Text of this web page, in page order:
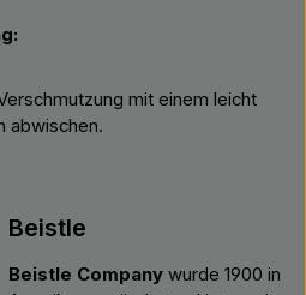
mit einem leicht
abwischen.
Beistle
Beistle Company wurde 1900 in